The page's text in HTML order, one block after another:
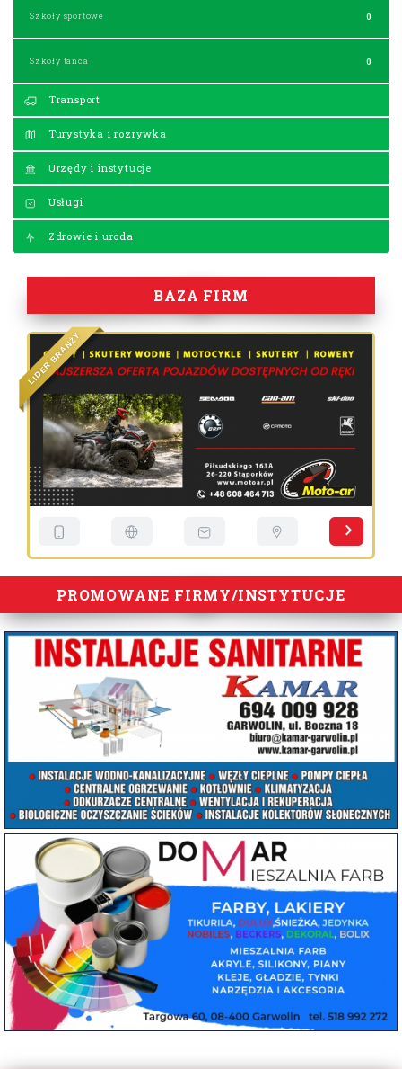
Szkoły sportowe 0
Szkoły tańca 0
Transport
Turystyka i rozrywka
Urzędy i instytucje
Usługi
Zdrowie i uroda
BAZA FIRM
LI
DER
BRANŻ
Y
PROMOWANE FIRMY/INSTYTUCJE